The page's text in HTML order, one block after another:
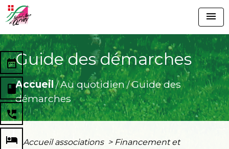
menu
Guide des démarches
Accueil/Au quotidien/Guide des
démarches
date_range
book
perm_phone_msg
local_hotel Accueil associations > Financement et